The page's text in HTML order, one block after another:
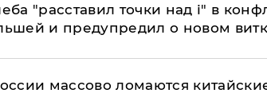
"расставил точки над і" в
и предупредил о новом
массово ломаются